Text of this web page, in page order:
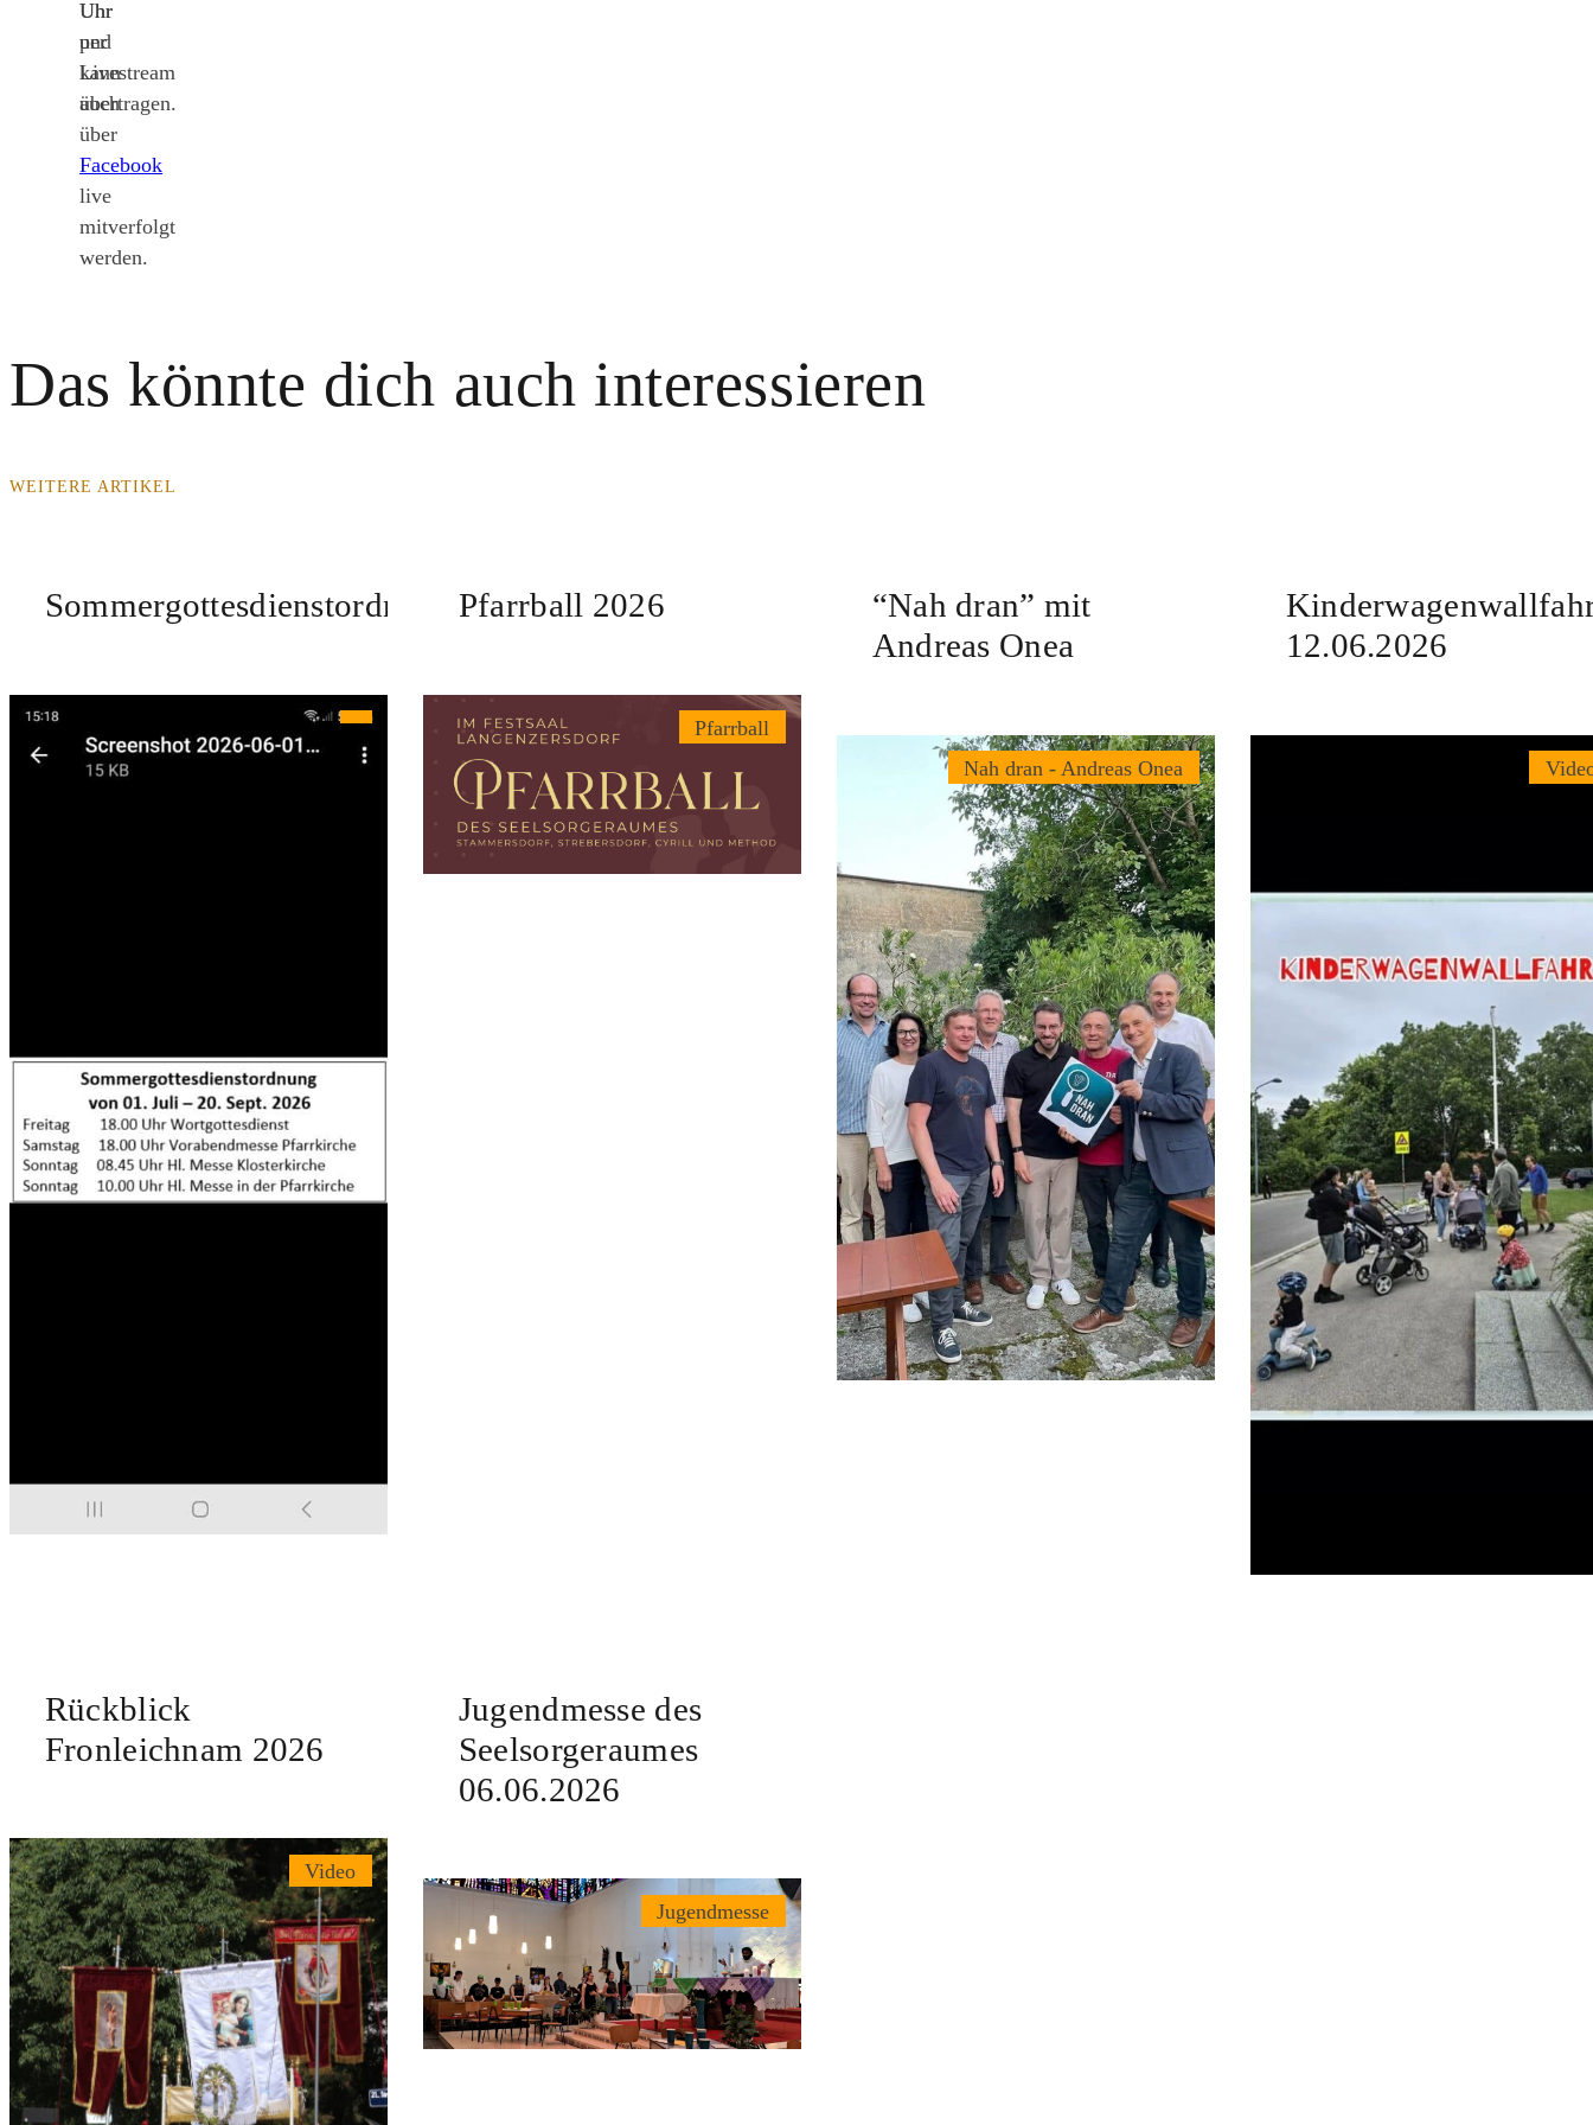
Uhr
per
Livestream
übertragen.
Uhr
und
kann
auch
über
Facebook
live
mitverfolgt
werden.
Das könnte dich auch interessieren
WEITERE ARTIKEL
Sommergottesdienstordnung Pfarrball 2026
Pfarrball
“Nah dran” mit
Andreas Onea
Nah dran - Andreas Onea
12.06.2026
Rückblick
Fronleichnam 2026
Video
Jugendmesse des
Seelsorgeraumes
06.06.2026
Jugendmesse